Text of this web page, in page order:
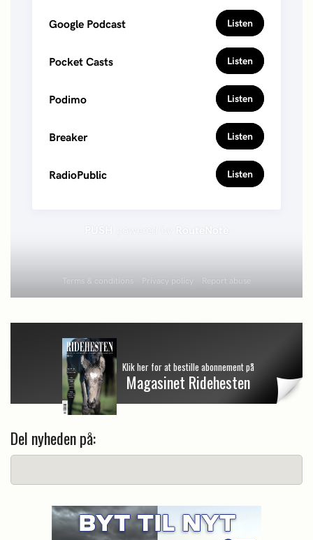
Klik her for at bestille abonnement på
Magasinet Ridehesten
Del nyheden på: